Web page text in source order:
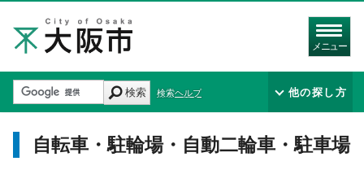
メニュー
検索 検索ヘルプ 他の探し方
自転車・駐輪場・自動二輪車・駐車場